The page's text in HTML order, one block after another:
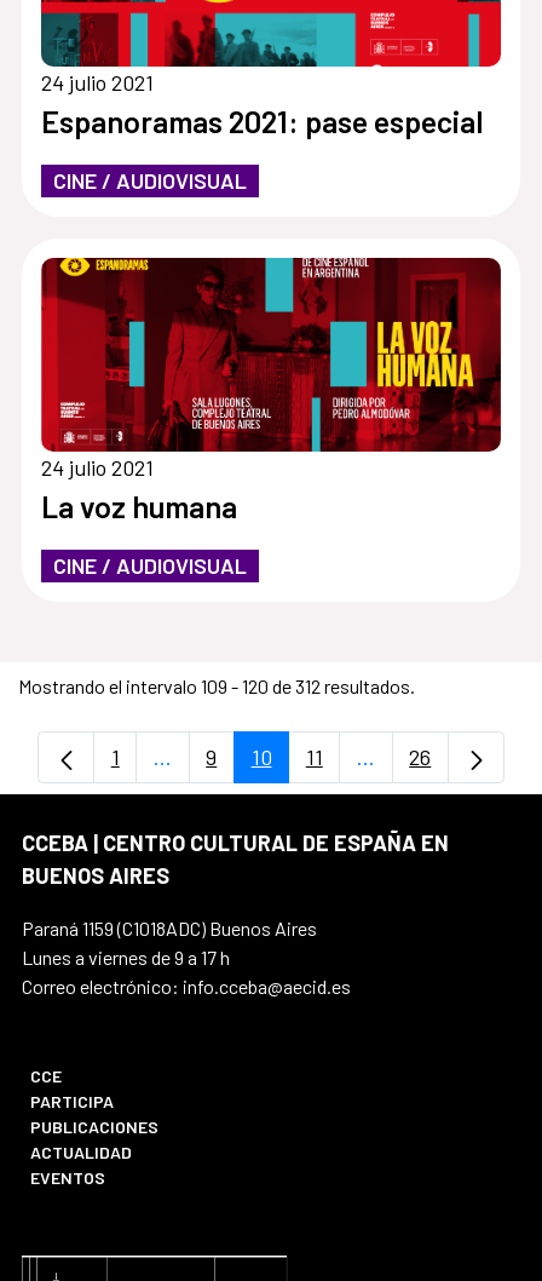
24 julio 2021
Espanoramas 2021: pase especial
CINE / AUDIOVISUAL
24 julio 2021
La voz humana
CINE / AUDIOVISUAL
Mostrando el intervalo 109 - 120 de 312 resultados.
Página
1 ...Páginas intermedias Use TAB para
Página
9 Página
10 Página
11 ...PáginasPágina
26
CCEBA | CENTRO CULTURAL DE ESPAÑA EN
BUENOS AIRES
Paraná 1159 (C1018ADC) Buenos Aires
Lunes a viernes de 9 a 17 h
Correo electrónico: info.cceba@aecid.es
CCE
PARTICIPA
PUBLICACIONES
ACTUALIDAD
EVENTOS